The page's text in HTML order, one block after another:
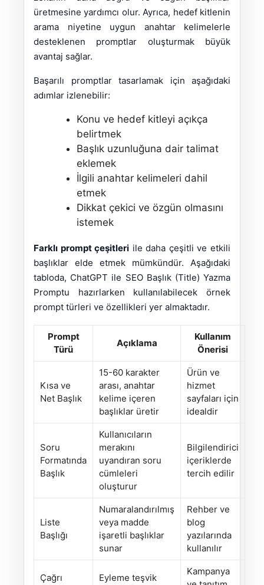
üretmesine yardımcı olur. Ayrıca, hedef kitlenin
arama niyetine uygun anahtar kelimelerle
desteklenen promptlar oluşturmak büyük
avantaj sağlar.
Başarılı promptlar tasarlamak için aşağıdaki
adımlar izlenebilir:
Konu ve hedef kitleyi açıkça
belirtmek
Başlık uzunluğuna dair talimat
eklemek
İlgili anahtar kelimeleri dahil
etmek
Dikkat çekici ve özgün olmasını
istemek
Farklı prompt çeşitleri ile daha çeşitli ve etkili
başlıklar elde etmek mümkündür. Aşağıdaki
tabloda, ChatGPT ile SEO Başlık (Title) Yazma
Promptu hazırlarken kullanılabilecek örnek
prompt türleri ve özellikleri yer almaktadır.
Prompt
Türü
Açıklama
Kullanım
Önerisi
Kısa ve
Net Başlık
15-60 karakter
arası, anahtar
kelime içeren
başlıklar üretir
Ürün ve
hizmet
sayfaları için
idealdir
Soru
Formatında
Başlık
Kullanıcıların
merakını
uyandıran soru
cümleleri
oluşturur
Bilgilendirici
içeriklerde
tercih edilir
Liste
Başlığı
Numaralandırılmış
veya madde
işaretli başlıklar
sunar
Rehber ve
blog
yazılarında
kullanılır
Çağrı
Eyleme teşvik
Kampanya